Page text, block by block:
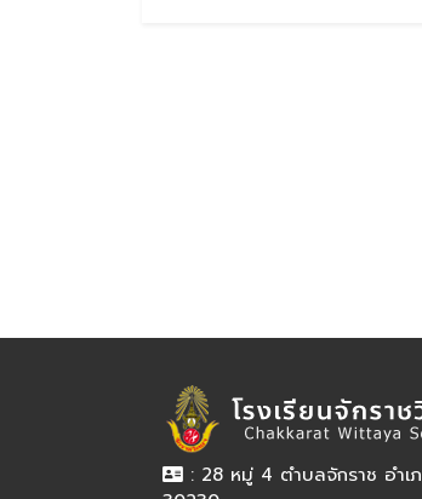
: 28 หมู่ 4 ตำบลจักราช อำ